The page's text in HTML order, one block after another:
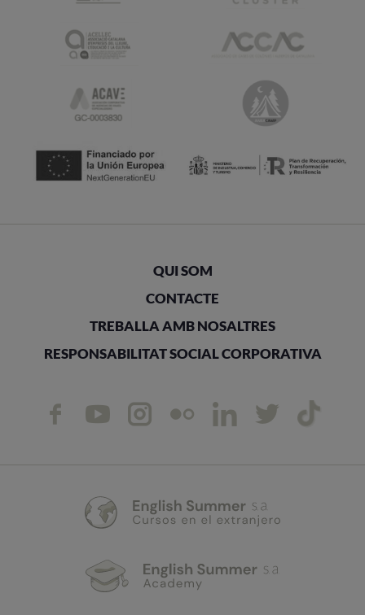
QUI SOM
CONTACTE
TREBALLA AMB NOSALTRES
RESPONSABILITAT SOCIAL CORPORATIVA